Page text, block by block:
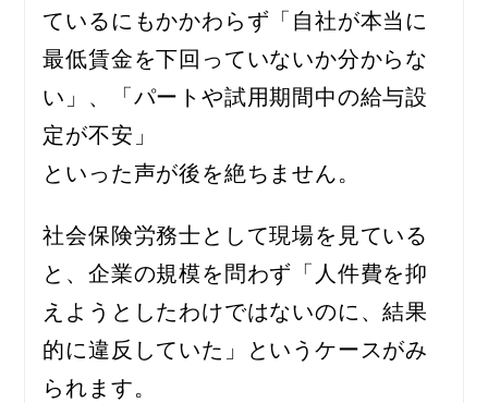
ているにもかかわらず「自社が本当に
最低賃金を下回っていないか分からな
い」、「パートや試用期間中の給与設
定が不安」
といった声が後を絶ちません。
社会保険労務士として現場を見ている
と、企業の規模を問わず「人件費を抑
えようとしたわけではないのに、結果
的に違反していた」というケースがみ
られます。